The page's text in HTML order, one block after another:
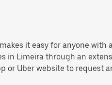
it easy for anyone with
in Limeira through an
or Uber website to request